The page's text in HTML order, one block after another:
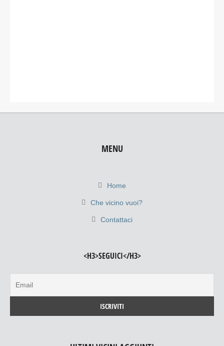
MENU
Home
Che vicino vuoi?
Contattaci
<H3>SEGUICI</H3>